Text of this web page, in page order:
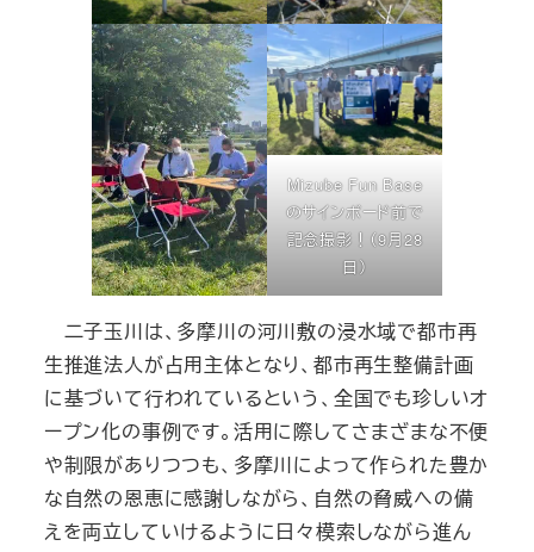
Mizube Fun Base
のサインボード前で
記念撮影！（9月28
日）
二子玉川は、多摩川の河川敷の浸水域で都市再
生推進法人が占用主体となり、都市再生整備計画
に基づいて行われているという、全国でも珍しいオ
ープン化の事例です。活用に際してさまざまな不便
や制限がありつつも、多摩川によって作られた豊か
な自然の恩恵に感謝しながら、自然の脅威への備
えを両立していけるように日々模索しながら進ん